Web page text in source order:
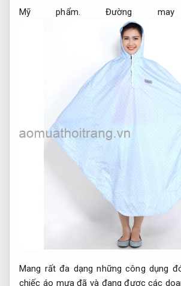
Mỹ phẩm. Đường
Mang rất đa dạng những công dụng
chiếc áo mưa đã và đang được các